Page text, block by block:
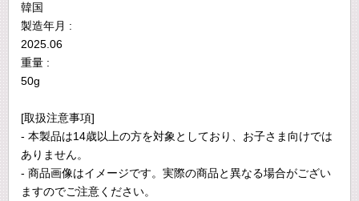
韓国
製造年月 :
2025.06
重量 :
50g
[取扱注意事項]
- 本製品は14歳以上の方を対象としており、お子さま向けでは
ありません。
- 商品画像はイメージです。実際の商品と異なる場合がござい
ますのでご注意ください。